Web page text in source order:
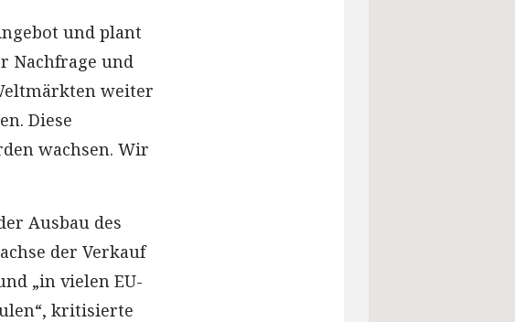
und plant
Nachfrage und
weiter
Diese
wachsen. Wir
Ausbau des
der Verkauf
„in vielen EU-
kritisierte